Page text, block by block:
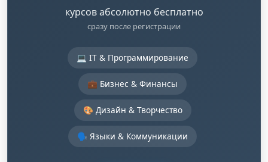
курсов абсолютно бесплатно
сразу после регистрации
💻 IT & Программирование
💼 Бизнес & Финансы
🎨 Дизайн & Творчество
🗣️ Языки & Коммуникации